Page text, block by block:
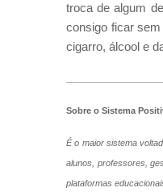
troca de algum
consigo ficar
cigarro, álcool e
Sobre o Sistema
É o maior sistema
alunos, professores,
plataformas